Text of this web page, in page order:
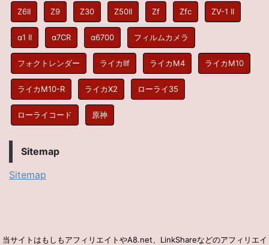
Z6II Z9 Z30 Z50II Zf Zfc ZV-1 II
α1 II α7CR α6700 フィルムカメラ
フォクトレンダー ライカIIf ライカM4 ライカM10
ライカM10-R ライカX2 ローライ35
ローライコード 原神
Sitemap
Sitemap
当サイトはもしもアフィリエイトやA8.net、LinkShareなどのアフィリエイ